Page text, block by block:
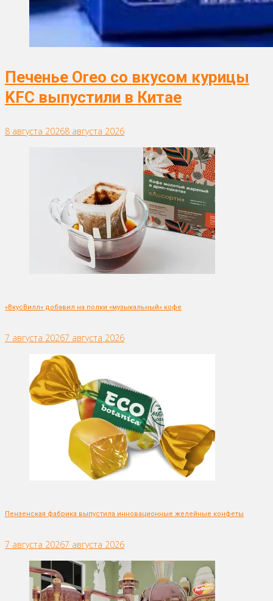
Печенье Oreo со вкусом курицы
KFC выпустили в Китае
8 августа 20268 августа 2026
«ВкусВилл» добавил на полки «музыкальный» кофе
7 августа 20267 августа 2026
Пензенская фабрика выпустила инновационные желейные конфеты
7 августа 20267 августа 2026